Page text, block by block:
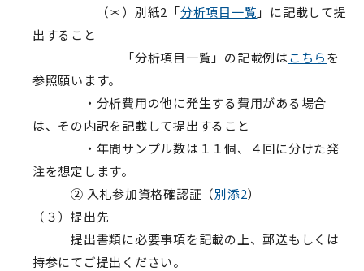
（＊）別紙2「分析項目一覧 」に記載して提
出すること
「分析項目一覧」の記載例はこちらを
参照願います。
・分析費用の他に発生する費用がある場合
は、その内訳を記載して提出すること
・年間サンプル数は１１個、４回に分けた発
注を想定します。
② 入札参加資格確認証（別添2）
（３）提出先
提出書類に必要事項を記載の上、郵送もしくは
持参にてご提出ください。